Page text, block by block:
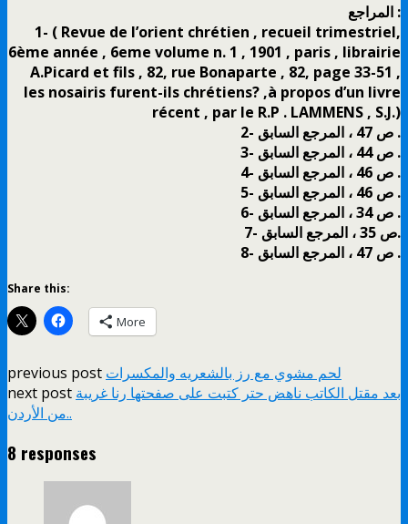
المراجع :
1- ( Revue de l’orient chrétien , recueil trimestriel,
6ème année , 6eme volume n. 1 , 1901 , paris , librairie
A.Picard et fils , 82, rue Bonaparte , 82, page 33-51 ,
les nosairis furent-ils chrétiens? ,à propos d’un livre
récent , par le R.P . LAMMENS , S.J.)
2- ص 47 ، المرجع السابق .
3- ص 44 ، المرجع السابق .
4- ص 46 ، المرجع السابق .
5- ص 46 ، المرجع السابق .
6- ص 34 ، المرجع السابق .
7- ص 35 ، المرجع السابق.
8- ص 47 ، المرجع السابق .
Share this:
More
previous post لحم مشوي مع رز بالشعريه والمكسرات
next post بعد مقتل الكاتب ناهض حتر كتبت على صفحتها رنا غريبة
من الأردن..
8 responses